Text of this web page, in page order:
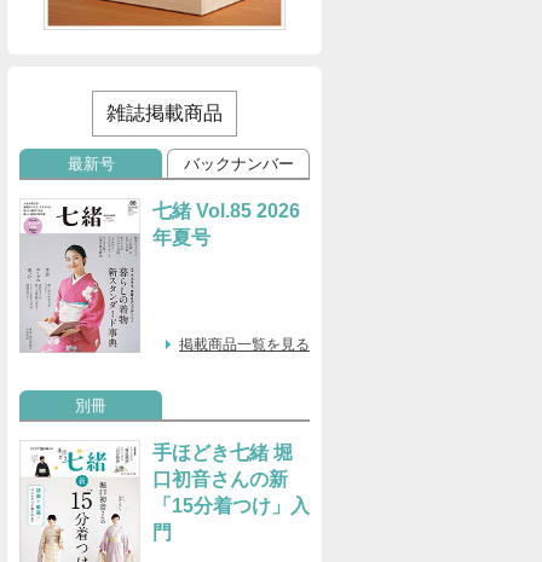
雑誌掲載商品
最新号
七緒 Vol.85 2026
年夏号
掲載商品一覧を見る
バックナンバー
別冊
手ほどき七緒 堀
口初音さんの新
「15分着つけ」入
門